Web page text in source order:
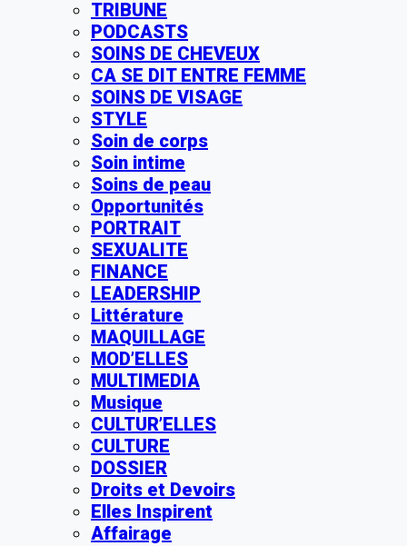
TRIBUNE
PODCASTS
SOINS DE CHEVEUX
CA SE DIT ENTRE FEMME
SOINS DE VISAGE
STYLE
Soin de corps
Soin intime
Soins de peau
Opportunités
PORTRAIT
SEXUALITE
FINANCE
LEADERSHIP
Littérature
MAQUILLAGE
MOD’ELLES
MULTIMEDIA
Musique
CULTUR’ELLES
CULTURE
DOSSIER
Droits et Devoirs
Elles Inspirent
Affairage